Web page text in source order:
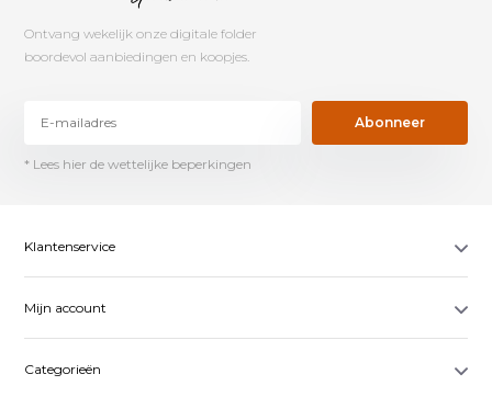
Ontvang wekelijk onze digitale folder
boordevol aanbiedingen en koopjes.
Abonneer
* Lees hier de wettelijke beperkingen
Klantenservice
Mijn account
Categorieën